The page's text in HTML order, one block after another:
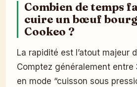
Combien de temps
cuire un bœuf
Cookeo ?
La rapidité est l’atout majeur
Comptez généralement entre
en mode “cuisson sous